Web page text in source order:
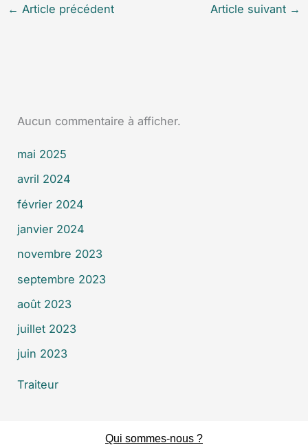
← Article précédent Article suivant →
Aucun commentaire à afficher.
mai 2025
avril 2024
février 2024
janvier 2024
novembre 2023
septembre 2023
août 2023
juillet 2023
juin 2023
Traiteur
Qui sommes-nous ?